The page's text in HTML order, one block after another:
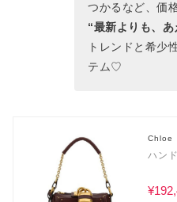
つかるなど、価
“最新よりも、
トレンドと希少
テム♡
Chloe
ハン